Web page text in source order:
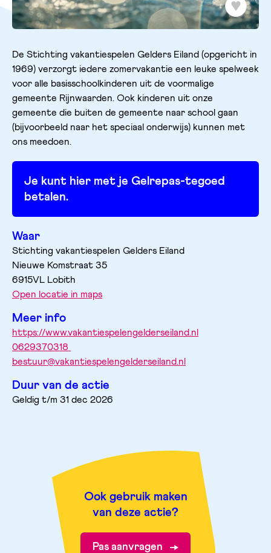
De Stichting vakantiespelen Gelders Eiland (opgericht in
1969) verzorgt iedere zomervakantie een leuke spelweek
voor alle basisschoolkinderen uit de voormalige
gemeente Rijnwaarden. Ook kinderen uit onze
gemeente die buiten de gemeente naar school gaan
(bijvoorbeeld naar het speciaal onderwijs) kunnen met
ons meedoen.
Je kunt hier met je Gelrepas-tegoed
betalen.
Waar
Stichting vakantiespelen Gelders Eiland
Nieuwe Komstraat 35
6915VL Lobith
Open locatie in maps
Meer info
https://www.vakantiespelengelderseiland.nl
0629370318
bestuur@vakantiespelengelderseiland.nl
Duur van de actie
Geldig t/m 31 dec 2026
Ook gebruik maken
van deze actie?
Pas aanvragen